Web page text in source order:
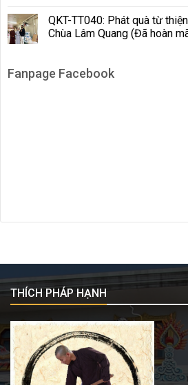
QKT-TT040: Phát quà từ
Chùa Lâm Quang (Đã hoàn
Fanpage Facebook
THÍCH PHÁP HẠNH